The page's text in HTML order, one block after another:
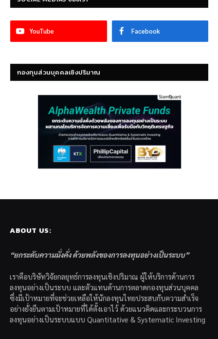
YouTube Facebook
กองทุนส่วนบุคคลเชิงปริมาณ
ABOUT US:
“ยกระดับความมั่งคั่ง ด้วยพลังของการลงทุนอย่างเป็นระบบ”
เราคือบริษัทวิจัยกลยุทธ์การลงทุนเชิงปริมาณ ผู้ให้บริการด้านการ
ลงทุนอย่างเป็นระบบ และตัวแทนด้านการตลาดกองทุนส่วนบุคคล
ซึ่งมีเป้าหมายที่จะช่วยเหลือให้นักลงทุนไทยประสบกับความสำเร็จ
อย่างยั่งยืนตามเป้าหมายที่ได้ตั้งเอาไว้ ด้วยแนวคิดและกระบวนการ
ลงทุนอย่างเป็นระบบแบบ Quantitative & Systematic Investing